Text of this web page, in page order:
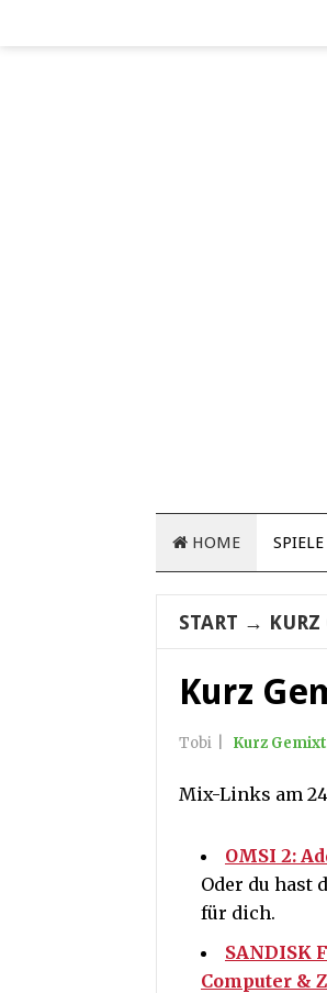
HOME SPIELE
START →
Kurz
Tobi Kurz Gemixt
Mix-Links am
OMSI 2:
Oder du hast
für dich.
SANDISK
Computer &